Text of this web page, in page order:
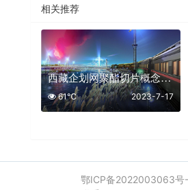
相关推荐
西藏企划网聚酯切片概念股有那些
2023-7-17
61℃
鄂ICP备2022003063号